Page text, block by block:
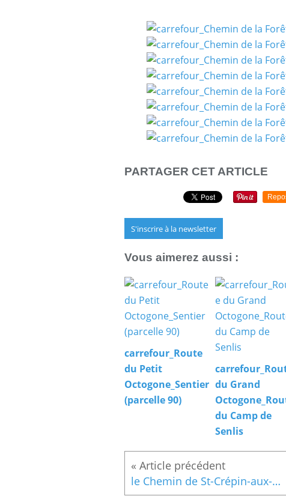
PARTAGER CET ARTICLE
S'inscrire à la newsletter
Vous aimerez aussi :
carrefour_Route
du Petit
Octogone_Sentier
(parcelle 90)
du Grand
du Camp de
Senlis
le Chemin de St-Crépin-aux-Bois à Rethondes